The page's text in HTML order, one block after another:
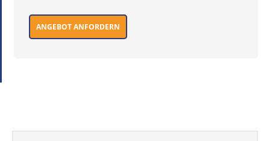
ANGEBOT ANFORDERN
GEBEN SIE IHREN SUCHBEGRIFF EIN: